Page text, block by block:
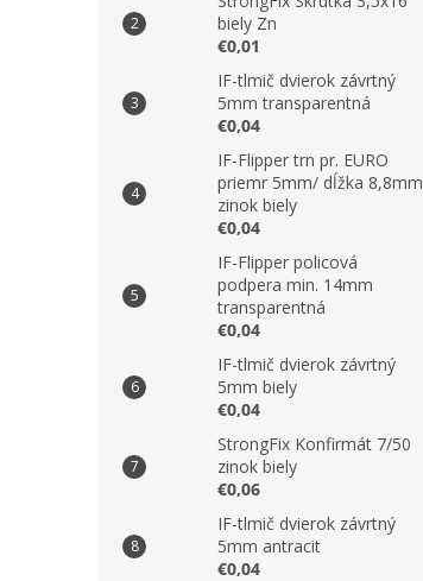
biely Zn
€0,01
IF-tlmič dvierok závrtný
5mm transparentná
€0,04
IF-Flipper trn pr. EURO
priemr 5mm/ dĺžka 8,8mm
zinok biely
€0,04
IF-Flipper policová
podpera min. 14mm
transparentná
€0,04
IF-tlmič dvierok závrtný
5mm biely
€0,04
StrongFix Konfirmát 7/50
zinok biely
€0,06
IF-tlmič dvierok závrtný
5mm antracit
€0,04